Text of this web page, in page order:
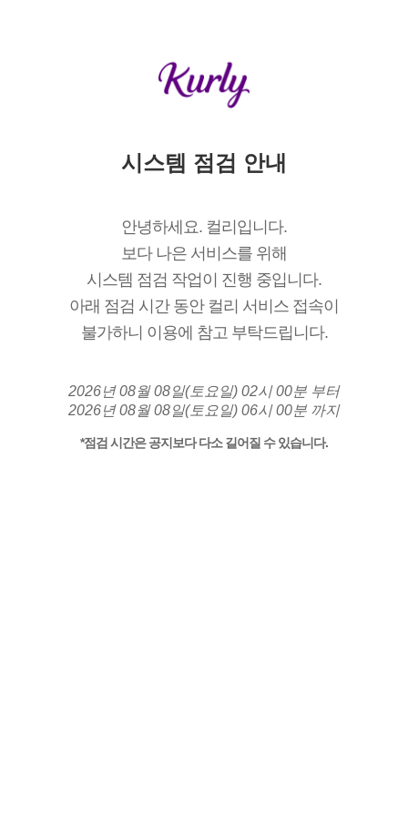
시스템 점검 안내
안녕하세요. 컬리입니다.
보다 나은 서비스를 위해
시스템 점검 작업이 진행 중입니다.
아래 점검 시간 동안 컬리 서비스 접속이
불가하니 이용에 참고 부탁드립니다.
2026년 08월 08일(토요일) 02시 00분 부터
2026년 08월 08일(토요일) 06시 00분 까지
*점검 시간은 공지보다 다소 길어질 수 있습니다.